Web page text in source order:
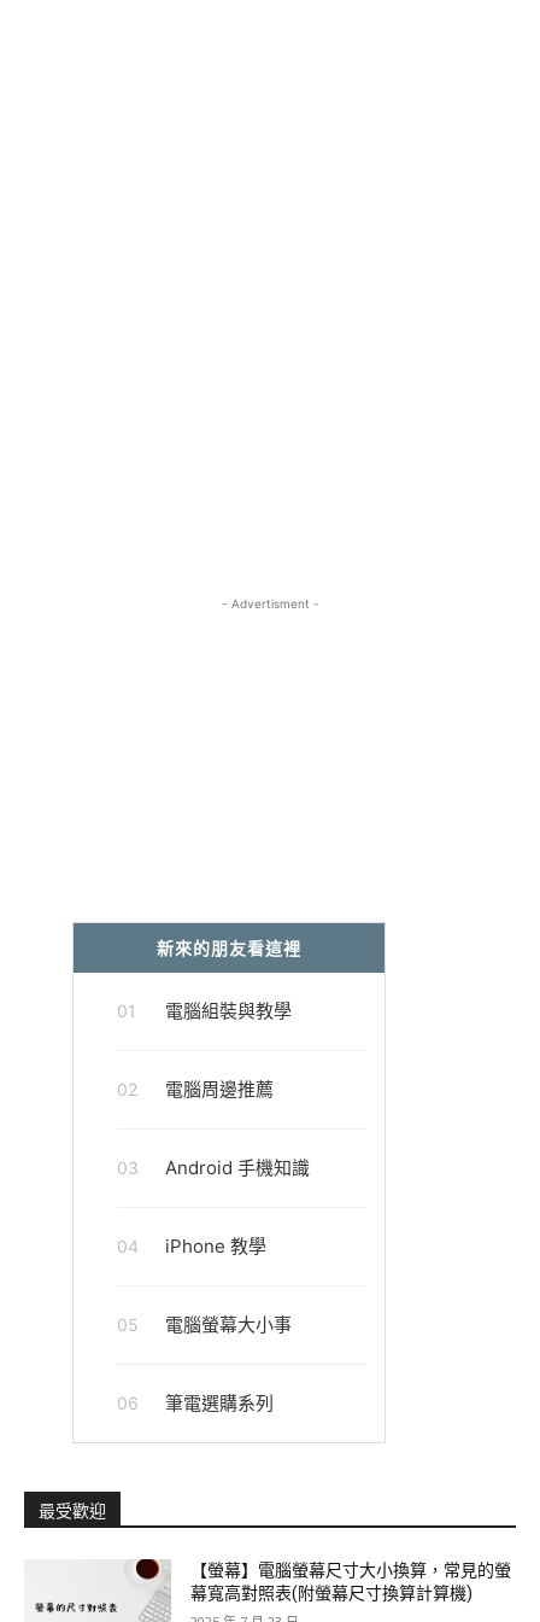
- Advertisment -
新來的朋友看這裡
01 電腦組裝與教學
02 電腦周邊推薦
03 Android 手機知識
04 iPhone 教學
05 電腦螢幕大小事
06 筆電選購系列
最受歡迎
【螢幕】電腦螢幕尺寸大小換算，常見的螢
幕寬高對照表(附螢幕尺寸換算計算機)